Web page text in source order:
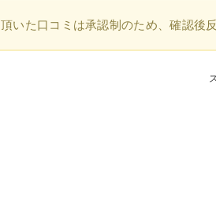
頂いた口コミは承認制のため、確認後